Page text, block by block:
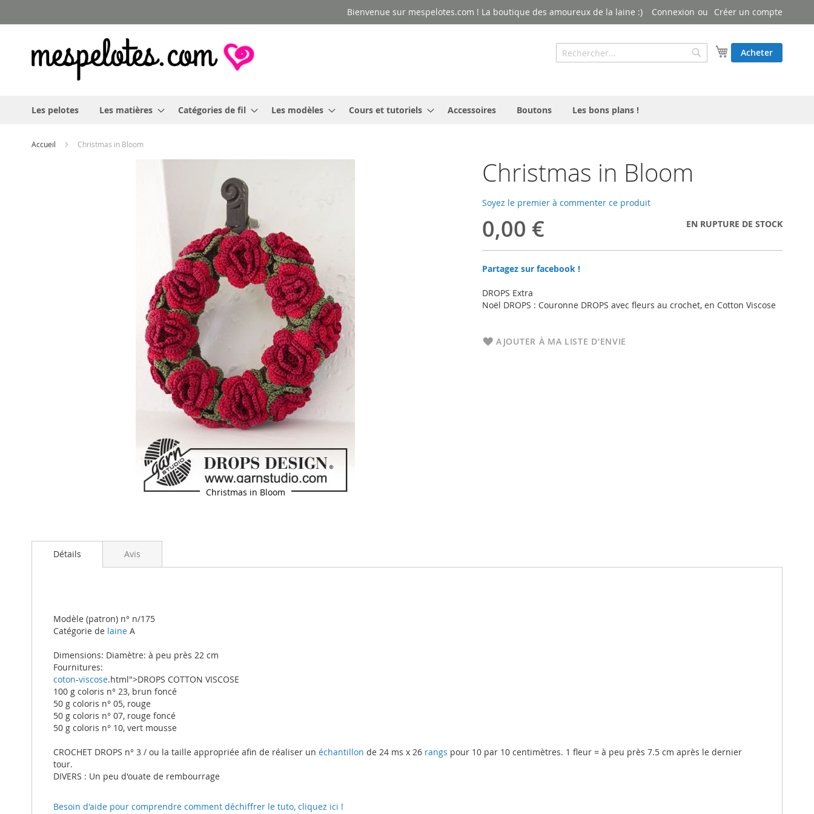
au
Bienvenue sur mespelotes.com ! La boutique des amoureux de la laine :) Connexion Créer un compte
Mon panier
Acheter
Rechercher
Rechercher
Les pelotes Les matières Catégories de fil Les modèles Cours et tutoriels Accessoires Boutons Les bons plans !
Accueil Christmas in Bloom
Christmas in Bloom
Soyez le premier à commenter ce produit
0,00 € EN RUPTURE DE STOCK
Partagez sur facebook !
DROPS Extra
Noël DROPS : Couronne DROPS avec fleurs au crochet, en Cotton Viscose
AJOUTER À MA LISTE D’ENVIE
Christmas in Bloom
beginning
Détails
Modèle (patron) n° n/175
Catégorie de laine A
Dimensions: Diamètre: à peu près 22 cm
Fournitures:
coton-viscose.html">DROPS COTTON VISCOSE
100 g coloris n° 23, brun foncé
50 g coloris n° 05, rouge
50 g coloris n° 07, rouge foncé
50 g coloris n° 10, vert mousse
CROCHET DROPS n° 3 / ou la taille appropriée afin de réaliser un échantillon de 24 ms x 26 rangs pour 10 par 10 centimètres. 1 fleur = à peu près 7.5 cm après le dernier
tour.
DIVERS : Un peu d'ouate de rembourrage
Besoin d'aide pour comprendre comment déchiffrer le tuto, cliquez ici !
Avis